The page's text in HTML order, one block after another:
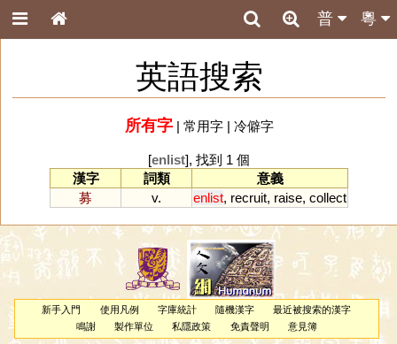
粵
普
英語搜索
所有字| 常用字| 冷僻字
[enlist], 找到 1 個
漢字
詞類
意義
募
v. enlist, recruit, raise, collect
新手入門 使用凡例 字庫統計 隨機漢字
最近被搜索的漢字
鳴謝
製作單位 私隱政策 免責聲明 意見簿